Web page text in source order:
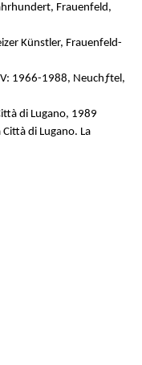
Frauenfeld,
Künstler, Frauenfeld-
1966-1988, Neuchƒtel,
di Lugano, 1989
di Lugano. La